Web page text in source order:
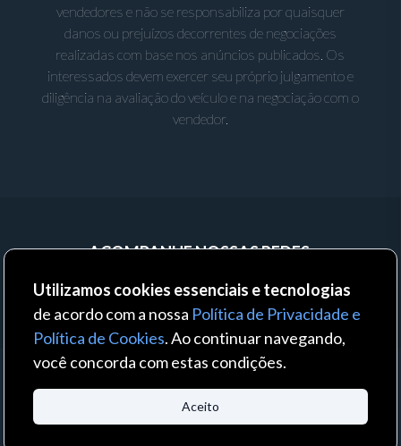
vendedores e não se responsabiliza por quaisquer
danos ou prejuízos decorrentes de negociações
realizadas com base nos anúncios publicados. Os
interessados devem exercer seu próprio julgamento e
diligência na avaliação do veículo e na negociação com o
vendedor.
ACOMPANHE NOSSAS REDES:
Utilizamos cookies essenciais e tecnologias
de acordo com a nossa Política de Privacidade e
Política de Cookies. Ao continuar navegando,
você concorda com estas condições.
Aceito